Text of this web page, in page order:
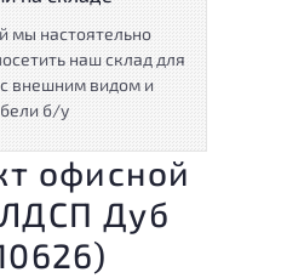
мы настоятельно
наш склад для
внешним видом и
б/у
офисной
Дуб
)